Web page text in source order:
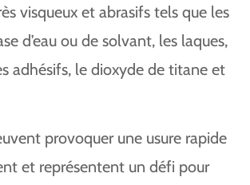
visqueux et abrasifs tels que les
d’eau ou de solvant, les laques,
adhésifs, le dioxyde de titane et
provoquer une usure rapide
et représentent un défi pour